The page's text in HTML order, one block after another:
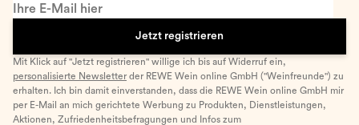
Ihre E-Mail hier
Jetzt registrieren
Mit Klick auf "Jetzt registrieren" willige ich bis auf Widerruf ein,
personalisierte Newsletter der REWE Wein online GmbH ("Weinfreunde") zu
erhalten. Ich bin damit einverstanden, dass die REWE Wein online GmbH mir
per E-Mail an mich gerichtete Werbung zu Produkten, Dienstleistungen,
Aktionen, Zufriedenheitsbefragungen und Infos zum